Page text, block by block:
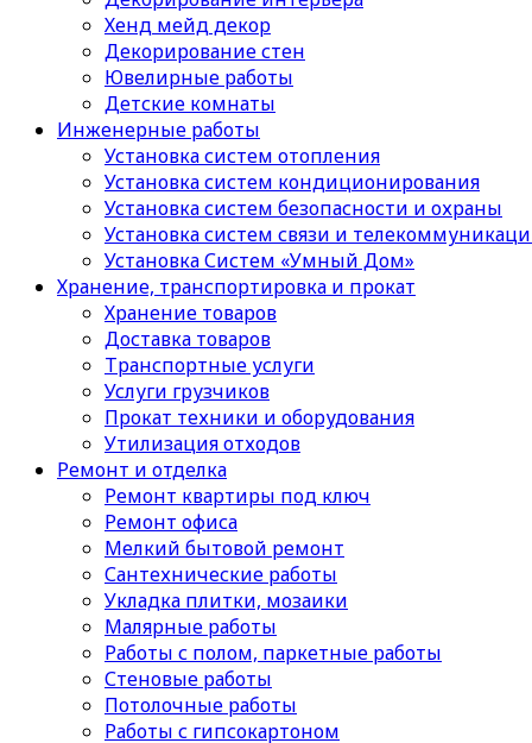
Хенд мейд декор
Декорирование стен
Ювелирные работы
Детские комнаты
Инженерные работы
Установка систем отопления
Установка систем кондиционирования
Установка систем безопасности и охраны
Установка систем связи и
Установка Систем «Умный Дом»
Хранение, транспортировка и прокат
Хранение товаров
Доставка товаров
Транспортные услуги
Услуги грузчиков
Прокат техники и оборудования
Утилизация отходов
Ремонт и отделка
Ремонт квартиры под ключ
Ремонт офиса
Мелкий бытовой ремонт
Сантехнические работы
Укладка плитки, мозаики
Малярные работы
Работы с полом, паркетные работы
Стеновые работы
Потолочные работы
Работы с гипсокартоном